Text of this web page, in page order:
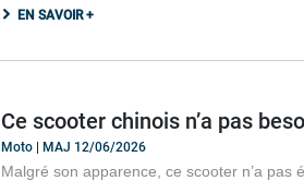
EN SAVOIR +
Ce scooter chinois n’a pas
Moto | MAJ 12/06/2026
Malgré son apparence, ce scooter n’a